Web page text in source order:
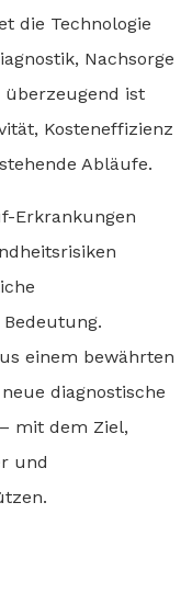
die Technologie
Nachsorge
überzeugend ist
Kosteneffizienz
Abläufe.
Erkrankungen
einem bewährten
diagnostische
mit dem Ziel,
und